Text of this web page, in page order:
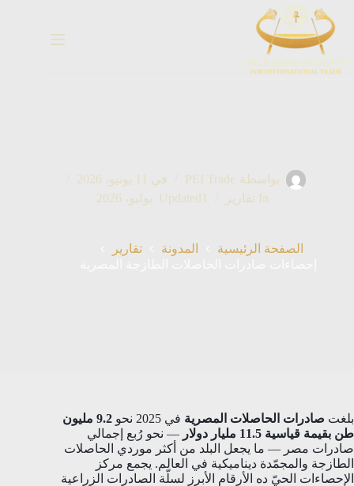
المحتوى
بواسطة PEI Trade في 11 يونيو، 2026
In تقارير Updated 1 يوليو، 2026
الصفحة الرئيسية المدونة
تقارير
بلغت صادرات الحاصلات المصرية في 2025 نحو
9.2 مليون
طن بقيمة قياسية 11.5 مليار دولار
— نحو رُبع إجمالي
صادرات مصر — ما يجعل البلد من أكثر موردي الحاصلات
الطازجة والمجمّدة ديناميكية في العالم. يجمع مركز
الإحصاءات الحيّ ده الأرقام الأبرز لسلّة الصادرات الزراعية